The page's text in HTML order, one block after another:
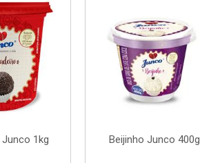
1kg Beijinho Junco 400g